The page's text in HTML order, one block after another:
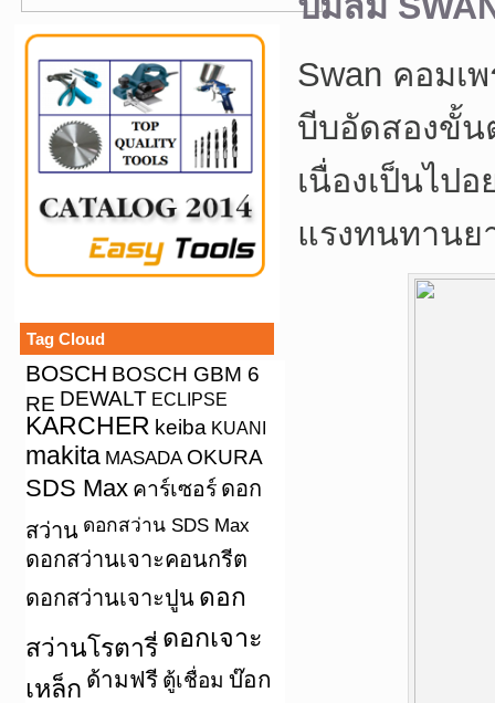
Tag Cloud
BOSCH BOSCH GBM 6
RE DEWALT ECLIPSE
KARCHER keiba KUANI
makita MASADA OKURA
SDS Max คาร์เซอร์ ดอก
สว่าน ดอกสว่าน SDS Max
ดอกสว่านเจาะคอนกรีต
ดอกสว่านเจาะปูน ดอก
สว่านโรตารี่ ดอกเจาะ
เหล็ก ด้ามฟรี ตู้เชื่อม บ๊อก
Swan คอมเ
บีบอัดสองขั้น
เนื่องเป็นไป
แรงทนทาน